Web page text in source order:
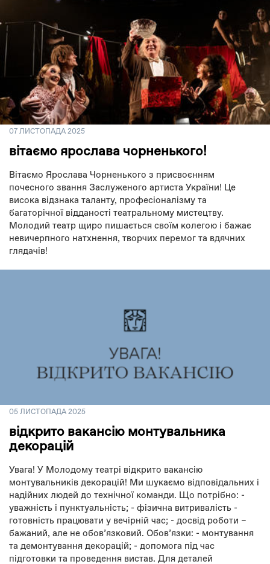
07 ЛИСТОПАДА 2025
вітаємо ярослава чорненького!
Вітаємо Ярослава Чорненького з присвоєнням
почесного звання Заслуженого артиста України! Це
висока відзнака таланту, професіоналізму та
багаторічної відданості театральному мистецтву.
Молодий театр щиро пишається своїм колегою і бажає
невичерпного натхнення, творчих перемог та вдячних
глядачів!
05 ЛИСТОПАДА 2025
відкрито вакансію монтувальника
декорацій
Увага! У Молодому театрі відкрито вакансію
монтувальників декорацій! Ми шукаємо відповідальних і
надійних людей до технічної команди. Що потрібно: -
уважність і пунктуальність; - фізична витривалість -
готовність працювати у вечірній час; - досвід роботи –
бажаний, але не обовʼязковий. Обовʼязки: - монтування
та демонтування декорацій; - допомога під час
підготовки та проведення вистав. Для деталей